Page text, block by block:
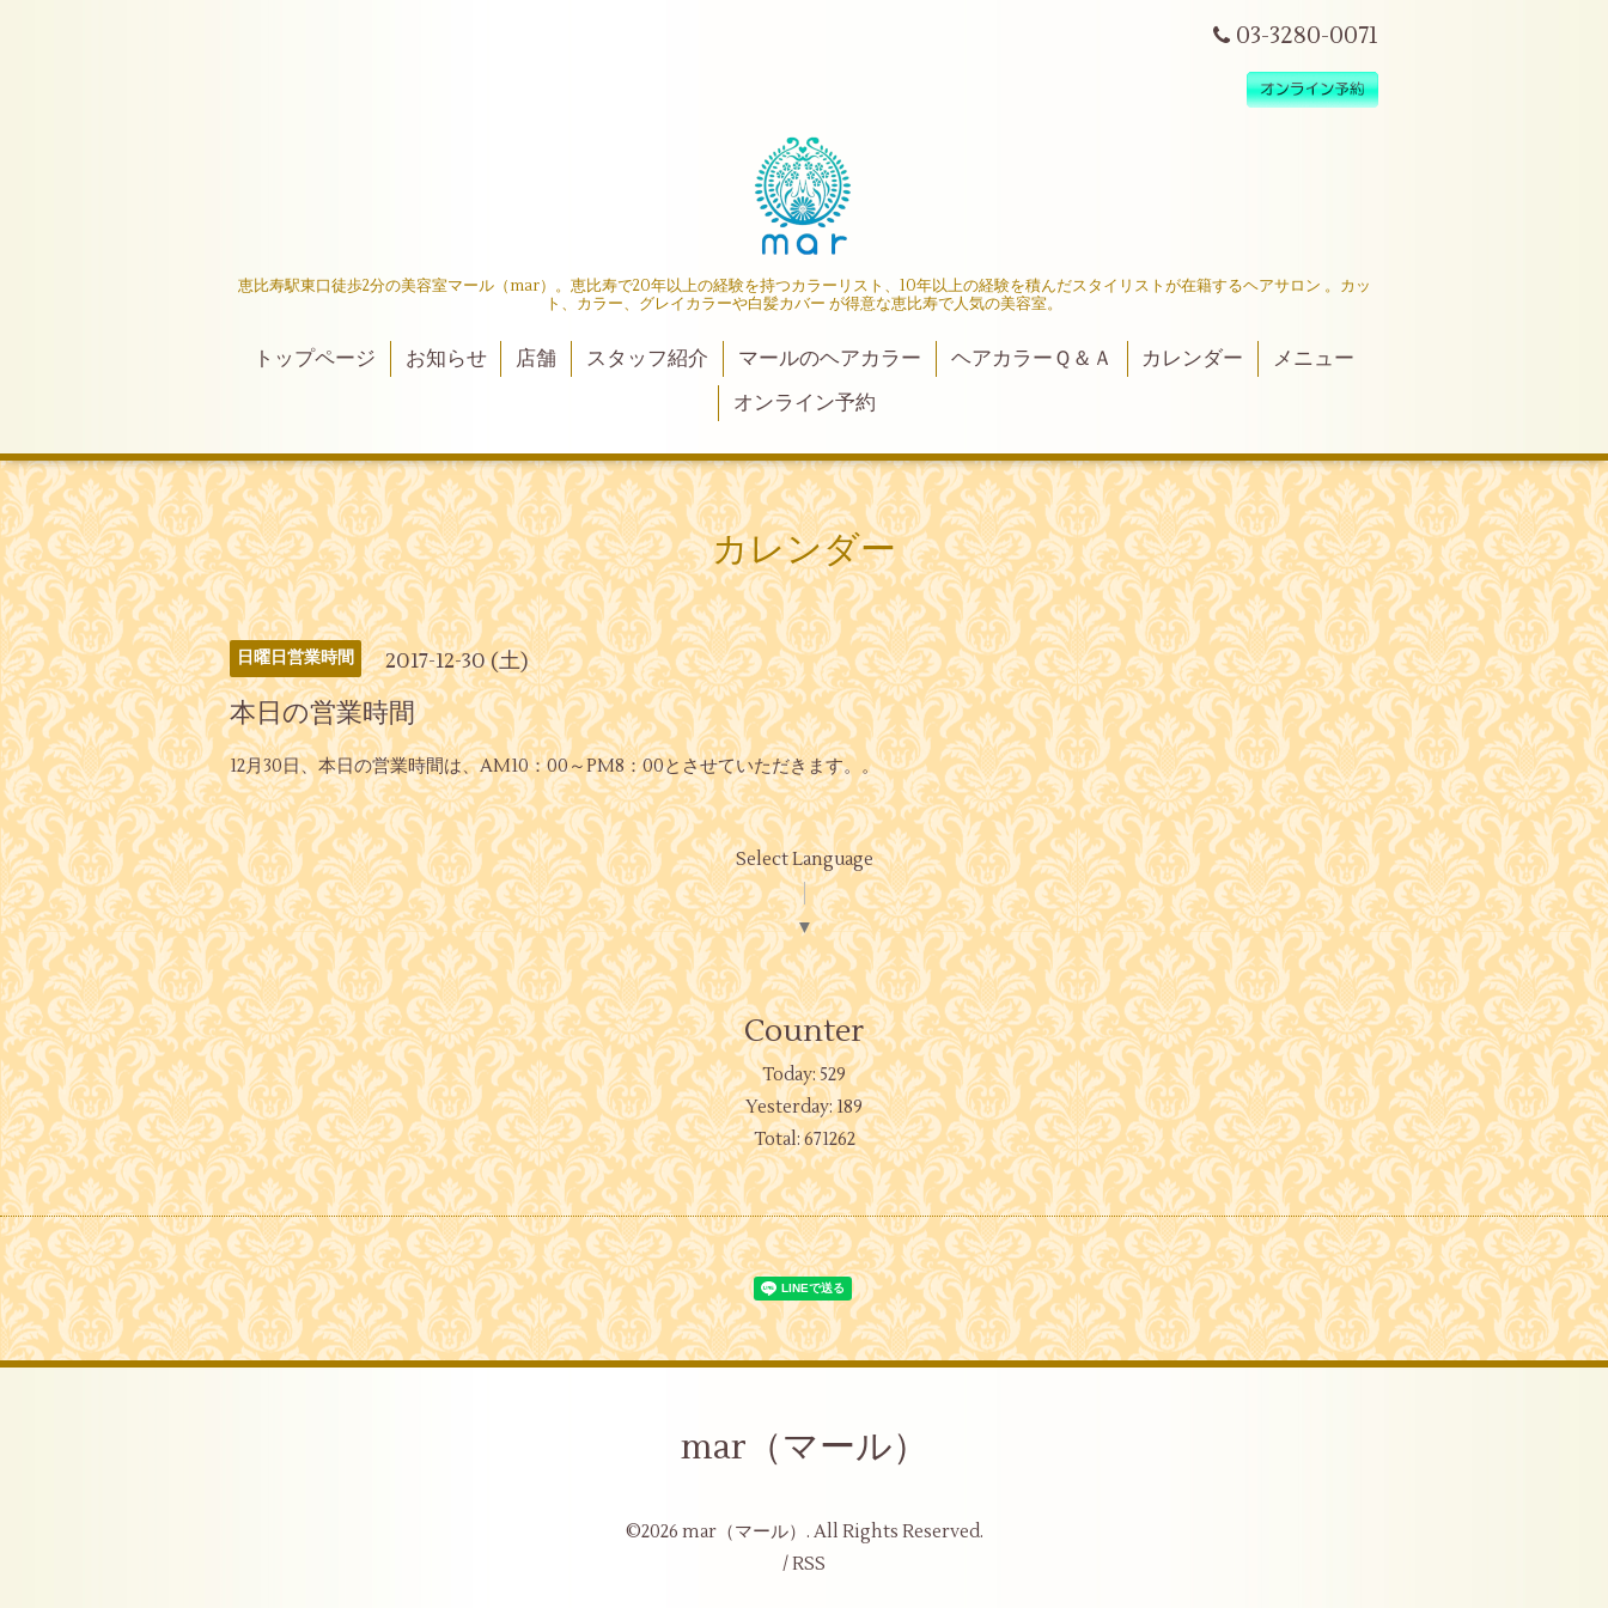
03-3280-0071
恵比寿駅東口徒歩2分の美容室マール（mar）。恵比寿で20年以上の経験を持つカラーリスト、10年以上の経験を積んだスタイリストが在籍するヘアサロン 。カッ
ト、カラー、グレイカラーや白髪カバー が得意な恵比寿で人気の美容室。
トップページ お知らせ 店舗 スタッフ紹介 マールのヘアカラー ヘアカラーＱ＆Ａ カレンダー
メニュー
オンライン予約
カレンダー
日曜日営業時間 2017-12-30 (土)
本日の営業時間
12月30日、本日の営業時間は、AM10：00～PM8：00とさせていただきます。。
Select Language
▼
Counter
Today:529
Yesterday:189
Total:671262
mar（マール）
©2026 mar（マール） . All Rights Reserved.
/RSS